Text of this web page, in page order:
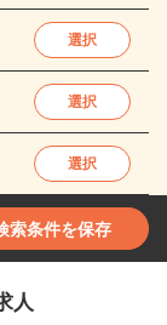
選択
選択
選択
索条件を保存
人